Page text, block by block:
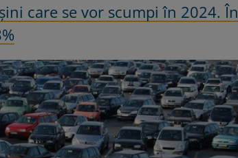
care se vor scumpi în 2024. În